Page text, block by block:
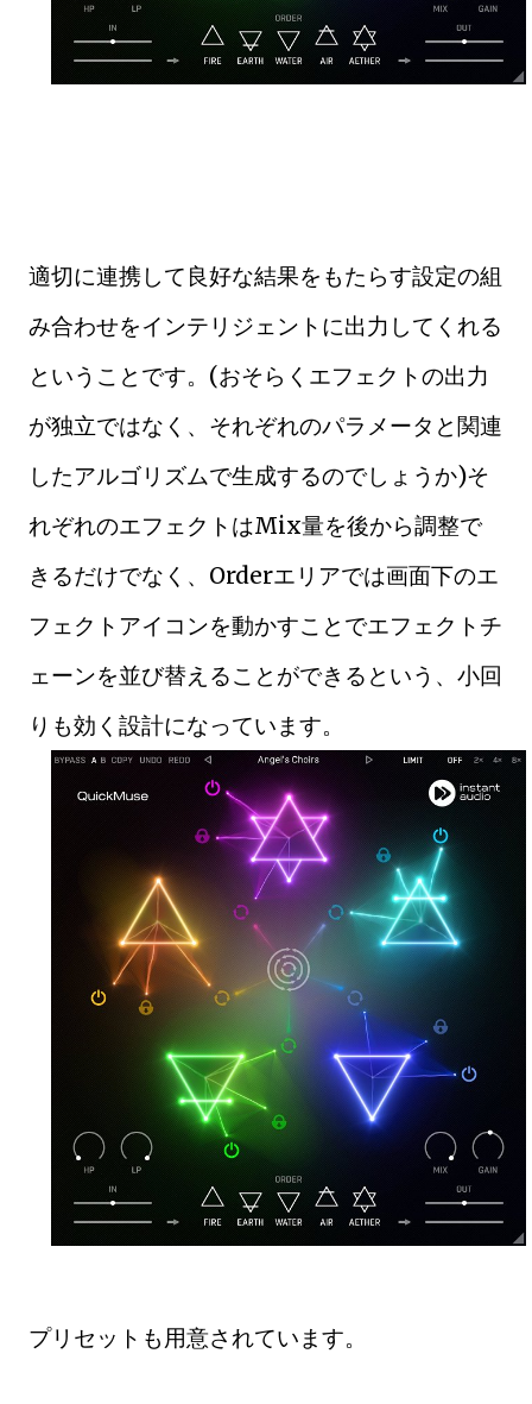
適切に連携して良好な結果をもたらす設定の組
み合わせをインテリジェントに出力してくれる
ということです。(おそらくエフェクトの出力
が独立ではなく、それぞれのパラメータと関連
したアルゴリズムで生成するのでしょうか)そ
れぞれのエフェクトはMix量を後から調整で
きるだけでなく、Orderエリアでは画面下のエ
フェクトアイコンを動かすことでエフェクトチ
ェーンを並び替えることができるという、小回
りも効く設計になっています。
プリセットも用意されています。